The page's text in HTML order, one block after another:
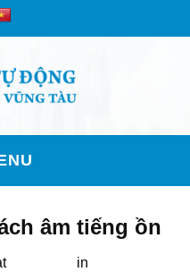
âm tiếng ồn
in